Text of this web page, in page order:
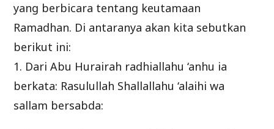
yang berbicara tentang keutamaan
Ramadhan. Di antaranya akan kita sebutkan
berikut ini:
1. Dari Abu Hurairah radhiallahu ‘anhu ia
berkata: Rasulullah Shallallahu ‘alaihi wa
sallam bersabda: